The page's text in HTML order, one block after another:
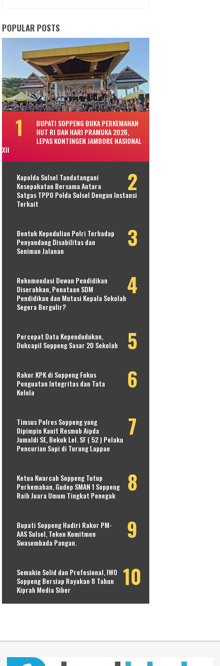
POPULAR POSTS
BUPATI SOPPENG BUKA PERKEMAHAN
HUT RI DAN HARI PRAMUKA 2026,
LEPAS KONTINGEN JAMBORE NASIONAL
XII
Kapolda Sulsel Tandatangani
Kesepakatan Bersama Antara
Satgas TPPO Polda Sulsel Dengan Instansi
Terkait
Bentuk Kepedulian Polri Terhadap
Penyandang Disabilitas dan
Seniman Jalanan
Rekomendasi Dewan Pendidikan
Diserahkan, Penataan SDM
Pendidikan dan Mutasi Kepala Sekolah
Segera Bergulir?
Percepat Data Kependudukan,
Dukcapil Soppeng Sasar 20 Sekolah
Rakor KPK di Soppeng Fokus
Penguatan Integritas dan Tata
Kelola
Timsus Polres Soppeng yang
Dipimpin Kanit Resmob Aipda
Jumaldi SE, Bekuk Lel. SF ( 52 ) Pelaku
Pencurian Sapi di Turung Lappae
Ketua Kwarcab Soppeng Tutup
Perkemahan, Gudep SMAN 1 Soppeng
Raih Juara Umum Tingkat Penegak
Bupati Soppeng Hadiri Rakor PM-
AAS Sulsel, Teken Komitmen
Swasembada Pangan.
Semakin Solid dan Profesional, IWO
Soppeng Bersiap Rayakan 8 Tahun
Kiprah Media Siber